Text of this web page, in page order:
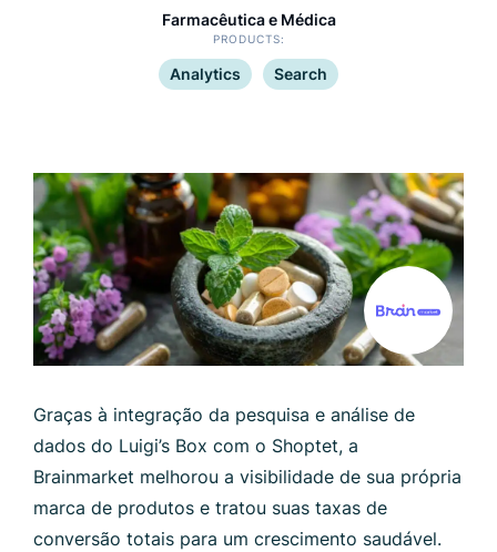
Farmacêutica e Médica
PRODUCTS
Analytics Search
Graças à integração da pesquisa e análise de
dados do Luigi’s Box com o Shoptet, a
Brainmarket melhorou a visibilidade de sua própria
marca de produtos e tratou suas taxas de
conversão totais para um crescimento saudável.